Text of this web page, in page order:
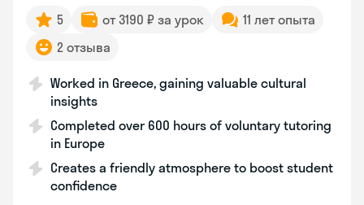
5 от 3190 ₽ за урок
11 лет опыта
2 отзыва
Worked in Greece, gaining valuable cultural
insights
Completed over 600 hours of voluntary tutoring
in Europe
Creates a friendly atmosphere to boost student
confidence